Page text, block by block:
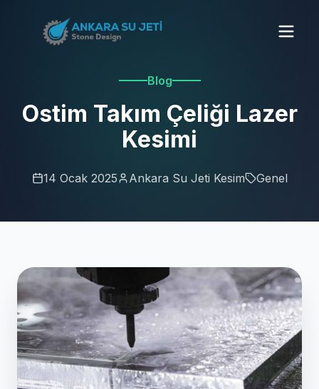
Blog
Ostim Takım Çeliği Lazer
Kesimi
14 Ocak 2025 Ankara Su Jeti Kesim Genel